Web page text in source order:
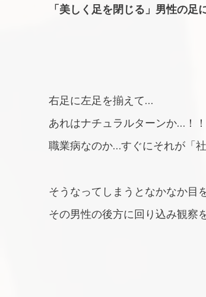
「美しく足を閉じる」男性の
右足に左足を揃えて…
あれはナチュラルターンか…！
職業病なのか…すぐにそれが「
そうなってしまうとなかなか目
その男性の後方に回り込み観察